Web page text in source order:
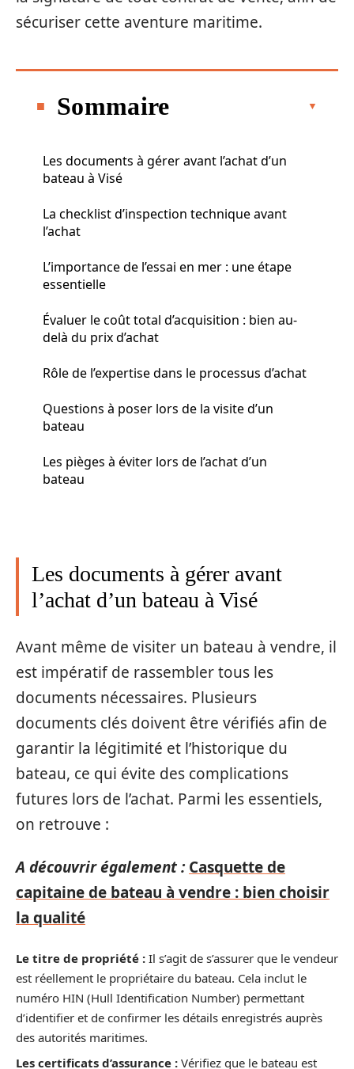
sécuriser cette aventure maritime.
Sommaire
Les documents à gérer avant l’achat d’un
bateau à Visé
La checklist d’inspection technique avant
l’achat
L’importance de l’essai en mer : une étape
essentielle
Évaluer le coût total d’acquisition : bien au-
delà du prix d’achat
Rôle de l’expertise dans le processus d’achat
Questions à poser lors de la visite d’un
bateau
Les pièges à éviter lors de l’achat d’un
bateau
Les documents à gérer avant
l’achat d’un bateau à Visé
Avant même de visiter un bateau à vendre, il
est impératif de rassembler tous les
documents nécessaires. Plusieurs
documents clés doivent être vérifiés afin de
garantir la légitimité et l’historique du
bateau, ce qui évite des complications
futures lors de l’achat. Parmi les essentiels,
on retrouve :
A découvrir également : Casquette de
capitaine de bateau à vendre : bien choisir
la qualité
Le titre de propriété : Il s’agit de s’assurer que le vendeur
est réellement le propriétaire du bateau. Cela inclut le
numéro HIN (Hull Identification Number) permettant
d’identifier et de confirmer les détails enregistrés auprès
des autorités maritimes.
Les certificats d’assurance : Vérifiez que le bateau est